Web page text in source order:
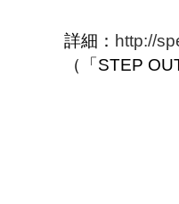
詳細： http://
（「STEP